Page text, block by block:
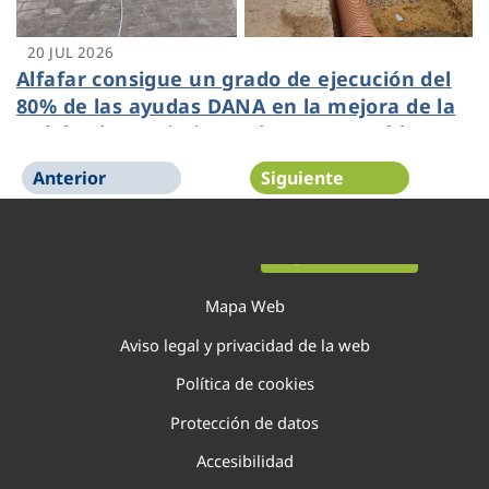
20 JUL 2026
Alfafar consigue un grado de ejecución del
80% de las ayudas DANA en la mejora de la
red de abastecimiento de agua potable
gestionada por Veolia
Anterior Siguiente
Mapa Web
Aviso legal y privacidad de la web
Política de cookies
Protección de datos
Accesibilidad